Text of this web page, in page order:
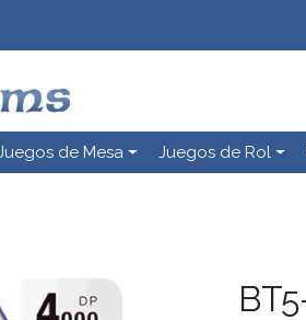
de Mesa Juegos de Rol